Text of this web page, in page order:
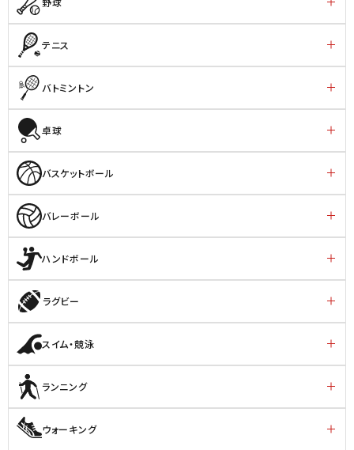
テニス
バトミントン
卓球
バスケットボール
バレーボール
ハンドボール
ラグビー
スイム・競泳
ランニング
ウォーキング